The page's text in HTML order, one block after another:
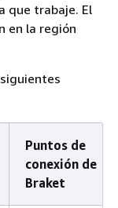
que trabaje. El
en la región
Puntos de
conexión de
Braket